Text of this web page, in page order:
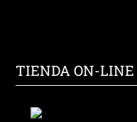
TIENDA ON-LINE